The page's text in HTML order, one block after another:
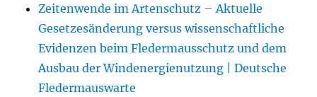
Zeitenwende im Artenschutz – Aktuelle
Gesetzesänderung versus wissenschaftliche
Evidenzen beim Fledermausschutz und dem
Ausbau der Windenergienutzung | Deutsche
Fledermauswarte